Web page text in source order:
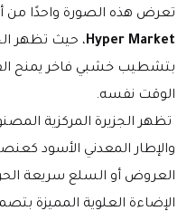
تعرض هذه الصورة واحدًا من
Hyper Market
الوقت نفسه.
العروض أو السلع سريعة